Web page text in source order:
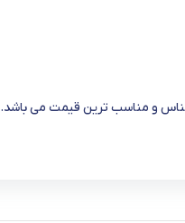
و مناسب ترین قیمت می باشد.